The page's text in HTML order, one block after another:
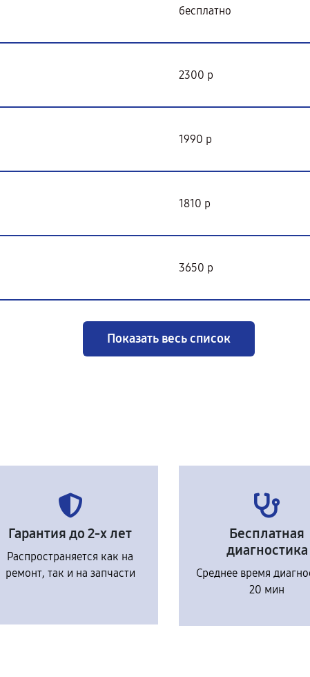
бесплатно
2300 р
1990 р
1810 р
3650 р
Показать весь список
Гарантия до 2-х лет
Распространяется как на
ремонт, так и на запчасти
Бесплатная
диагностика
Среднее время
20 мин